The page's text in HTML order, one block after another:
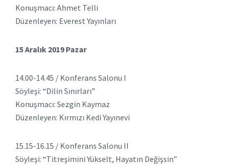
Konuşmacı: Ahmet Telli
Düzenleyen: Everest Yayınları
15 Aralık 2019 Pazar
14.00-14.45 / Konferans Salonu I
Söyleşi: “Dilin Sınırları”
Konuşmacı: Sezgin Kaymaz
Düzenleyen: Kırmızı Kedi Yayınevi
15.15-16.15 / Konferans Salonu II
Söyleşi: “Titreşimini Yükselt, Hayatın Değişsin”